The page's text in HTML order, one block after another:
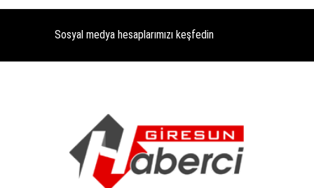
Sosyal medya hesaplarımızı keşfedin